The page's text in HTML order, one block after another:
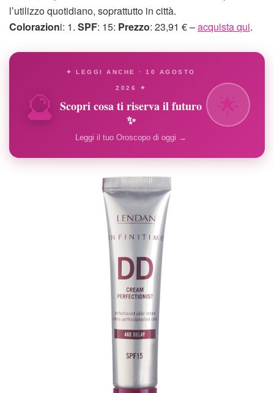
l’utilizzo quotidiano, soprattutto in città.
Colorazioni: 1. SPF: 15: Prezzo: 23,91 € –acquista qui.
🔮
✦ LEGGI ANCHE · 10 AGOSTO
2026 ✦
Scopri cosa ti riserva il futuro
✨
Leggi il tuo Oroscopo di oggi →